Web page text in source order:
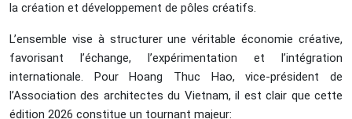
la création et développement de pôles créatifs.
L’ensemble vise à structurer une véritable économie créative,
favorisant l’échange, l’expérimentation et l’intégration
internationale. Pour Hoang Thuc Hao, vice-président de
l’Association des architectes du Vietnam, il est clair que cette
édition 2026 constitue un tournant majeur: